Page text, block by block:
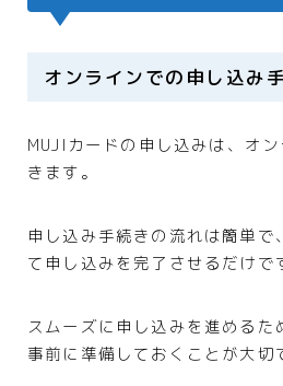
オンラインでの申し込み
MUJIカードの申し込みは、オ
きます。
申し込み手続きの流れは簡単で
て申し込みを完了させるだけで
スムーズに申し込みを進めるた
事前に準備しておくことが大切